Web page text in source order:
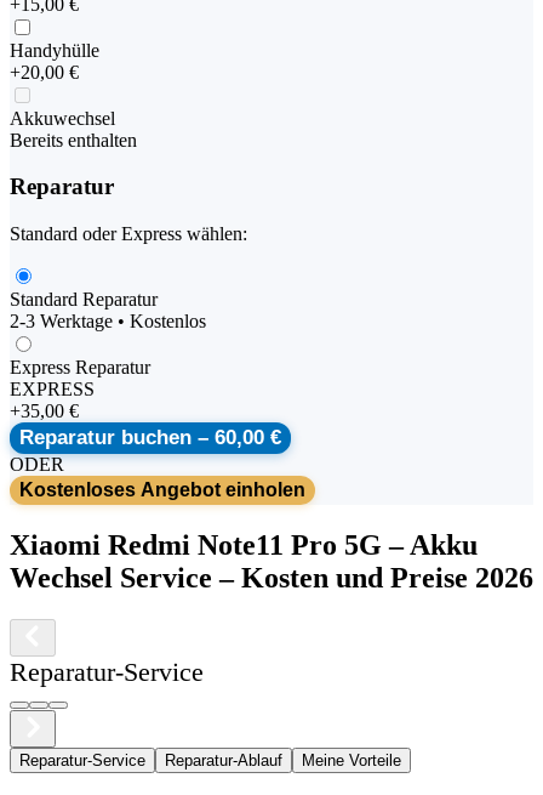
Handyhülle
+20,00 €
Akkuwechsel
Bereits enthalten
Reparatur
Standard oder Express wählen:
Standard Reparatur
2-3 Werktage • Kostenlos
Express Reparatur
EXPRESS
+35,00 €
Reparatur buchen – 60,00 €
ODER
Kostenloses Angebot einholen
Xiaomi Redmi Note11 Pro 5G –Akku
Wechsel Service – Kosten und Preise 2026
Reparatur-Service
Reparatur-Service Reparatur-Ablauf Meine Vorteile